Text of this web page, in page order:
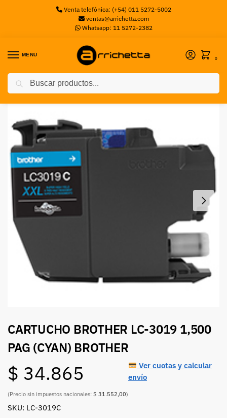
Venta telefónica: (+54) 011 5272-5002
ventas@arrichetta.com
Whatsapp: 11 5272-2382
MENU
0
Inicio Sin categorizar / CARTUCHO BROTHER LC-3019 1,500 PAG (CYAN) BROTHER
CARTUCHO BROTHER LC-3019 1,500
PAG (CYAN) BROTHER
$ 34.865
(Precio sin impuestos nacionales: $ 31.552,00)
Ver cuotas y calcular
envío
SKU: LC-3019C